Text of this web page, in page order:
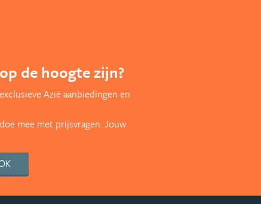
de hoogte zijn?
Azië aanbiedingen en
mee met prijsvragen. Jouw